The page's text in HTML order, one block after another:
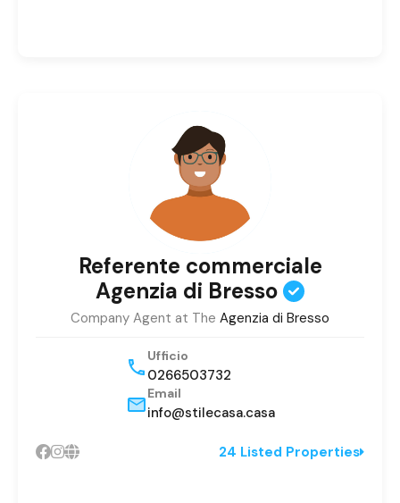
Referente commerciale
Agenzia di Bresso
Company Agent at The Agenzia di Bresso
Ufficio
0266503732
Email
info@stilecasa.casa
24 Listed Properties